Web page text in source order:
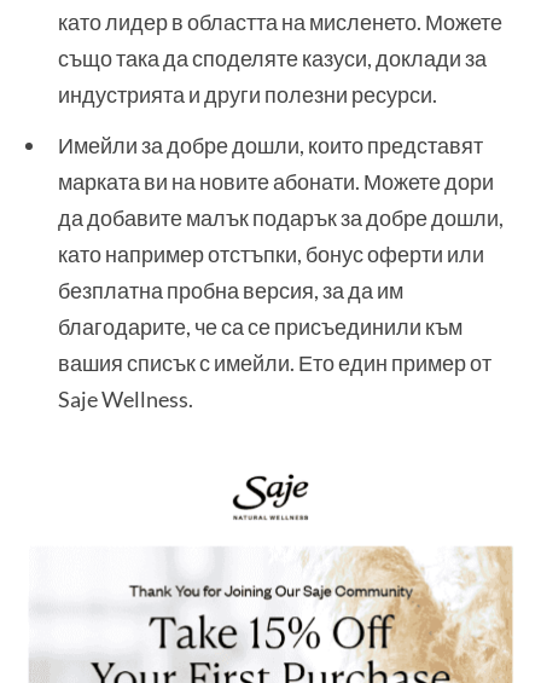
като лидер в областта на мисленето. Можете
също така да споделяте казуси, доклади за
индустрията и други полезни ресурси.
Имейли за добре дошли, които представят
марката ви на новите абонати. Можете дори
да добавите малък подарък за добре дошли,
като например отстъпки, бонус оферти или
безплатна пробна версия, за да им
благодарите, че са се присъединили към
вашия списък с имейли. Ето един пример от
Saje Wellness.